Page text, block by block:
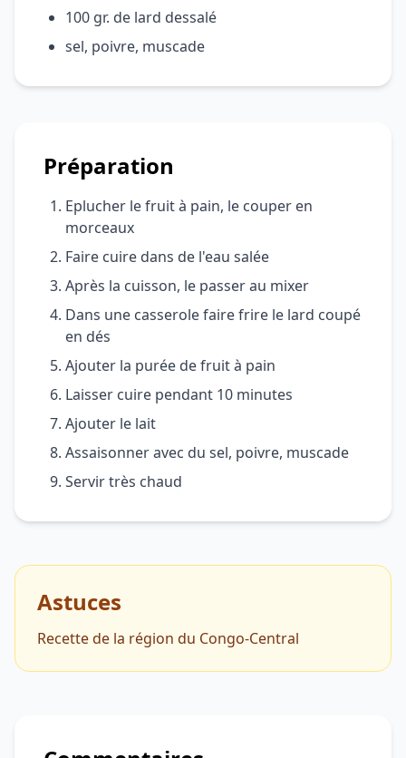
100 gr. de lard dessalé
sel, poivre, muscade
Préparation
Eplucher le fruit à pain, le couper en
morceaux
Faire cuire dans de l'eau salée
Après la cuisson, le passer au mixer
Dans une casserole faire frire le lard coupé
en dés
Ajouter la purée de fruit à pain
Laisser cuire pendant 10 minutes
Ajouter le lait
Assaisonner avec du sel, poivre, muscade
Servir très chaud
Astuces
Recette de la région du Congo-Central